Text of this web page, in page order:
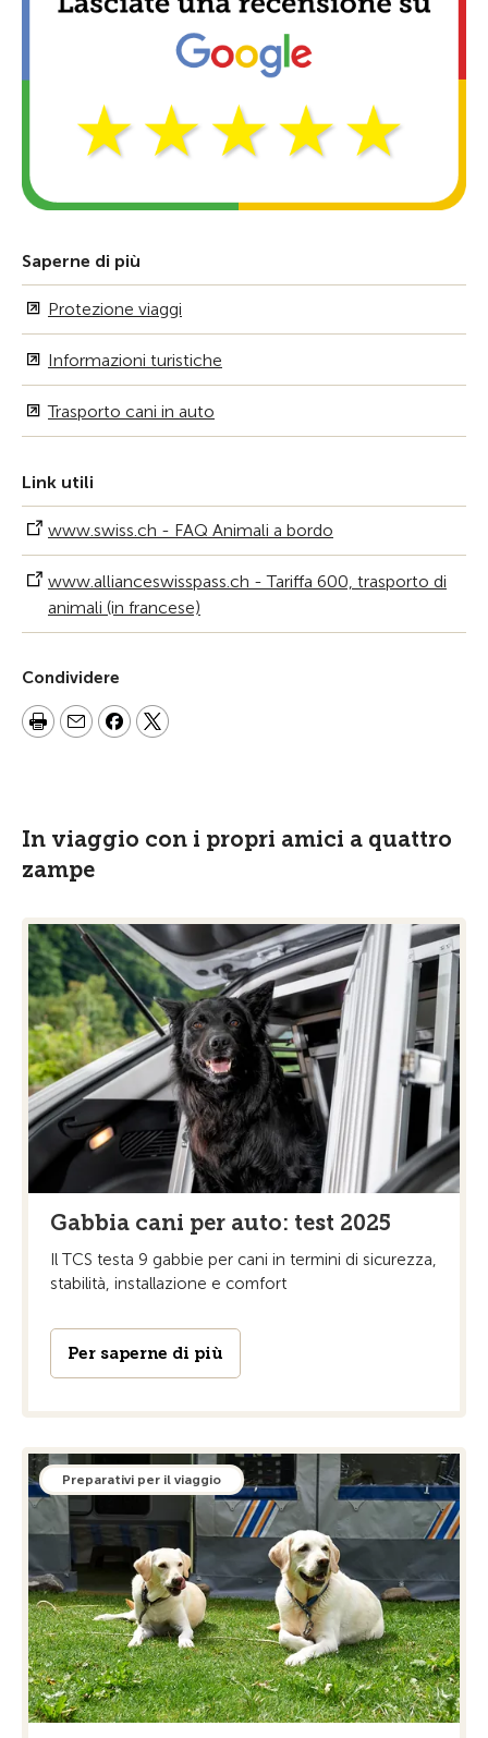
Saperne di più
Protezione viaggi
Informazioni turistiche
Trasporto cani in auto
Link utili
www.swiss.ch - FAQ Animali a bordo
www.allianceswisspass.ch - Tariffa 600, trasporto di
animali (in francese)
Condividere
In viaggio con i propri amici a quattro
zampe
Gabbia cani per auto: test 2025
Il TCS testa 9 gabbie per cani in termini di sicurezza,
stabilità, installazione e comfort
Per saperne di più
Preparativi per il viaggio